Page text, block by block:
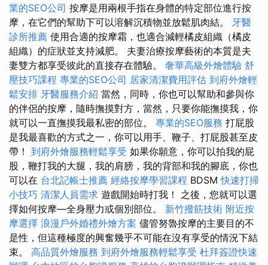
業的SEO公司 按摩是用兩根手指在身體的特定部位進行按
摩，在它們的幫助下可以溶解沉積物並放鬆肌肉結。 牙醫
診所推薦 使用合適的按摩霜，也適合減輕橘皮組織（橘皮
組織）的症狀並支持減肥。 夫妻治療按摩藝術的本質是夫
妻雙方都享受彼此的直接存在體驗。 奢華高級外燴體驗 舒
壓技巧課程 專業的SEO公司 居家清潔費用評估 到府外燴輕
鬆安排 牙醫服務介紹 當然，同時，你也可以幫助和參與你
的伴侶的按摩，隨時撫摸對方，當然，只要你能撫摸我，你
就可以一直撫摸我最私密的部位。 專業的SEO服務 打屁股
是我最喜歡的方式之一，你可以用手、鞭子、打屁股甚至皮
帶！ 到府外燴服務輕鬆享受 如果你願意，你可以拍我的屁
股，鞭打我的大腿，我的肩膀，我的背部和我的腳底，你也
可以在 台北記帳士推薦 經絡按摩學習課程 BDSM快速打掃
小技巧 清潔人員需求 遊戲開始時打我！ 之後，您就可以選
擇如何按摩—全身壓力或個別部位。 新竹撥筋技術 附近按
摩選擇 浪漫戶外婚禮外燴方案 儘管努魯按摩的主要目的不
是性，但這種極度的興奮幾乎不可能在沒有享受的情況下結
束。 高品質外燴服務 到府外燴服務輕鬆享受 杜拜簽證快速